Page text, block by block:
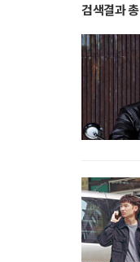
검색결과 총